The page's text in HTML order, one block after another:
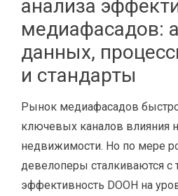
анализа
медиафасадов:
данных,
и стандарты
Рынок медиафасадов
ключевых каналов влияния
недвижимости. Но по мере
девелоперы сталкиваются с
эффективность DOOH на